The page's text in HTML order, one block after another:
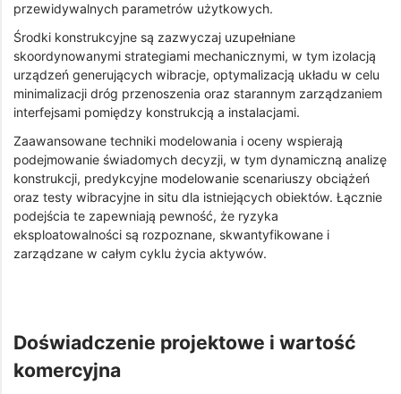
przewidywalnych parametrów użytkowych.
Środki konstrukcyjne są zazwyczaj uzupełniane
skoordynowanymi strategiami mechanicznymi, w tym izolacją
urządzeń generujących wibracje, optymalizacją układu w celu
minimalizacji dróg przenoszenia oraz starannym zarządzaniem
interfejsami pomiędzy konstrukcją a instalacjami.
Zaawansowane techniki modelowania i oceny wspierają
podejmowanie świadomych decyzji, w tym dynamiczną analizę
konstrukcji, predykcyjne modelowanie scenariuszy obciążeń
oraz testy wibracyjne in situ dla istniejących obiektów. Łącznie
podejścia te zapewniają pewność, że ryzyka
eksploatowalności są rozpoznane, skwantyfikowane i
zarządzane w całym cyklu życia aktywów.
Doświadczenie projektowe i wartość
komercyjna